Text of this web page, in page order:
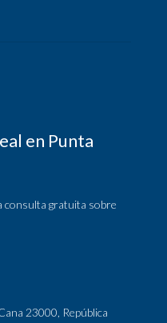
en Punta
consulta gratuita sobre
23000, República